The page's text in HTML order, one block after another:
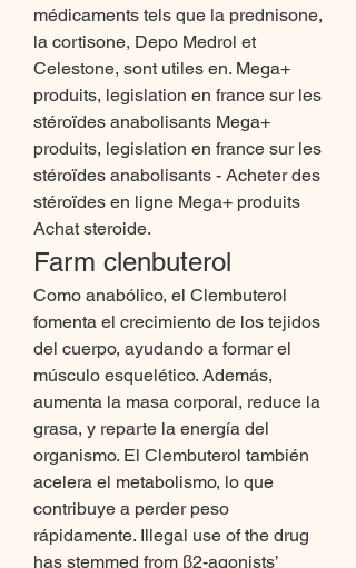
médicaments tels que la prednisone,
la cortisone, Depo Medrol et
Celestone, sont utiles en. Mega+
produits, legislation en france sur les
stéroïdes anabolisants Mega+
produits, legislation en france sur les
stéroïdes anabolisants - Acheter des
stéroïdes en ligne Mega+ produits
Achat steroide.
Farm clenbuterol
Como anabólico, el Clembuterol
fomenta el crecimiento de los tejidos
del cuerpo, ayudando a formar el
músculo esquelético. Además,
aumenta la masa corporal, reduce la
grasa, y reparte la energía del
organismo. El Clembuterol también
acelera el metabolismo, lo que
contribuye a perder peso
rápidamente. Illegal use of the drug
has stemmed from β2-agonists’